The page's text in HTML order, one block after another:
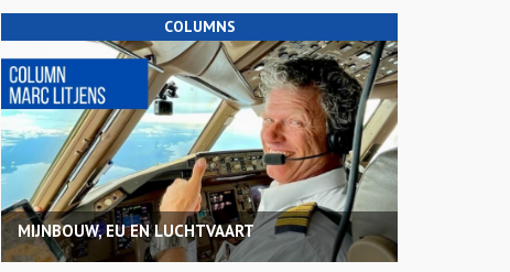
COLUMNS
MIJNBOUW, EU EN LUCHTVAART